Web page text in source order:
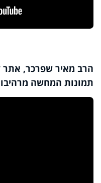
הרב מאיר שפרכר, אתר
תמונות המחשה